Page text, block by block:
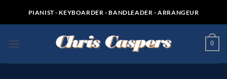
PIANIST - KEYBOARDER - BANDLEADER - ARRANGEUR
0